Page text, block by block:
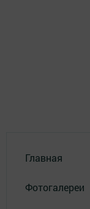
Главная
Фотогалереи